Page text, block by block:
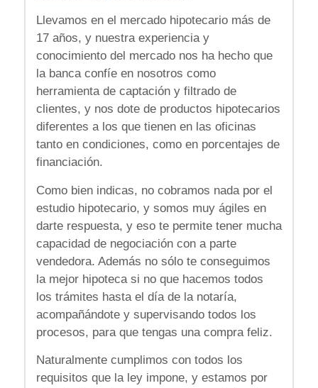
Llevamos en el mercado hipotecario más de
17 años, y nuestra experiencia y
conocimiento del mercado nos ha hecho que
la banca confíe en nosotros como
herramienta de captación y filtrado de
clientes, y nos dote de productos hipotecarios
diferentes a los que tienen en las oficinas
tanto en condiciones, como en porcentajes de
financiación.
Como bien indicas, no cobramos nada por el
estudio hipotecario, y somos muy ágiles en
darte respuesta, y eso te permite tener mucha
capacidad de negociación con a parte
vendedora. Además no sólo te conseguimos
la mejor hipoteca si no que hacemos todos
los trámites hasta el día de la notaría,
acompañándote y supervisando todos los
procesos, para que tengas una compra feliz.
Naturalmente cumplimos con todos los
requisitos que la ley impone, y estamos por